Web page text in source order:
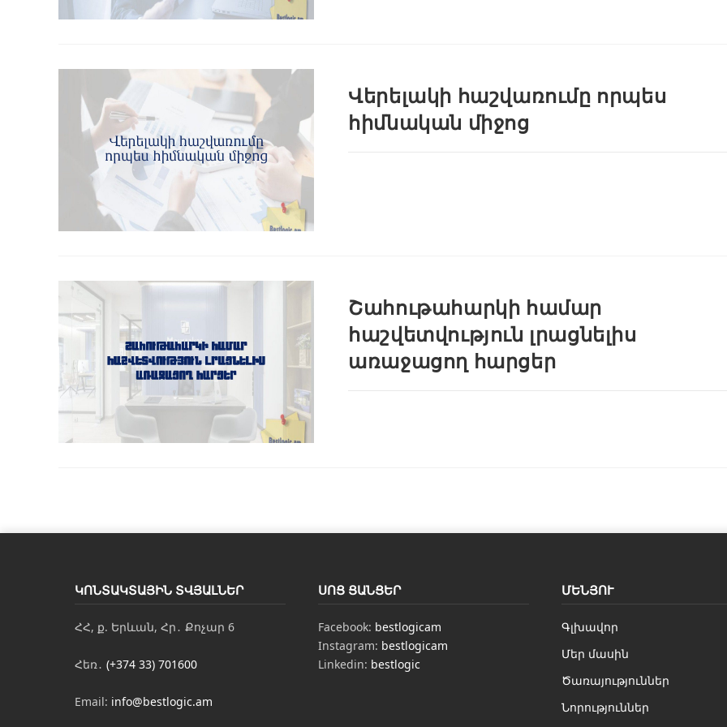
Վերելակի հաշվառումը որպես
հիմնական միջոց
Շահութահարկի համար
հաշվետվություն լրացնելիս
առաջացող հարցեր
ԿՈՆՏԱԿՏԱՅԻՆ ՏՎՅԱԼՆԵՐ
ՀՀ, ք. Երևան, Հր․ Քոչար 6
Հեռ․ (+374 33) 701600
Email: info@bestlogic.am
ՍՈՑ ՑԱՆՑԵՐ
Facebook: bestlogicam
Instagram: bestlogicam
Linkedin: bestlogic
ՄԵՆՅՈՒ
Գլխավոր
Մեր մասին
Ծառայություններ
Նորություններ